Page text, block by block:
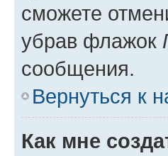
сможете
убрав флажок
сообщения.
Вернуться к
Как мне